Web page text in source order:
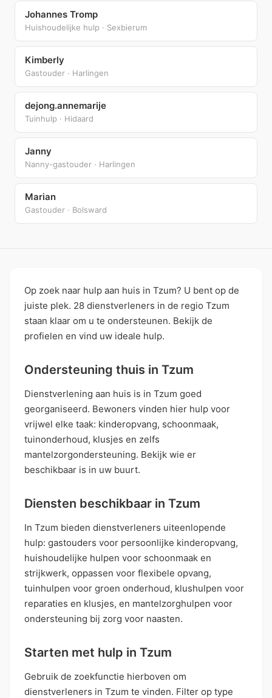
Johannes Tromp
Huishoudelijke hulp · Sexbierum
Kimberly
Gastouder · Harlingen
dejong.annemarije
Tuinhulp · Hidaard
Janny
Nanny-gastouder · Harlingen
Marian
Gastouder · Bolsward
Op zoek naar hulp aan huis in Tzum? U bent op de
juiste plek. 28 dienstverleners in de regio Tzum
staan klaar om u te ondersteunen. Bekijk de
profielen en vind uw ideale hulp.
Ondersteuning thuis in Tzum
Dienstverlening aan huis is in Tzum goed
georganiseerd. Bewoners vinden hier hulp voor
vrijwel elke taak: kinderopvang, schoonmaak,
tuinonderhoud, klusjes en zelfs
mantelzorgondersteuning. Bekijk wie er
beschikbaar is in uw buurt.
Diensten beschikbaar in Tzum
In Tzum bieden dienstverleners uiteenlopende
hulp: gastouders voor persoonlijke kinderopvang,
huishoudelijke hulpen voor schoonmaak en
strijkwerk, oppassen voor flexibele opvang,
tuinhulpen voor groen onderhoud, klushulpen voor
reparaties en klusjes, en mantelzorghulpen voor
ondersteuning bij zorg voor naasten.
Starten met hulp in Tzum
Gebruik de zoekfunctie hierboven om
dienstverleners in Tzum te vinden. Filter op type